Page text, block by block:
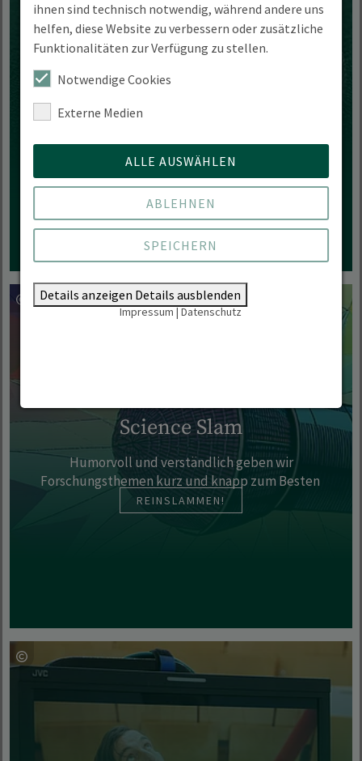
HNEE-Podcast
HNEE Voices - Der Podcast der Hochschule.
Science Slam
Humorvoll und verständlich geben wir
Forschungsthemen kurz und knapp zum Besten
REINSLAMMEN!
ihnen sind technisch notwendig, während andere uns
helfen, diese Website zu verbessern oder zusätzliche
Funktionalitäten zur Verfügung zu stellen.
Notwendige Cookies
Externe Medien
ALLE AUSWÄHLEN
ABLEHNEN
SPEICHERN
Details anzeigen Details ausblenden
Impressum|Datenschutz